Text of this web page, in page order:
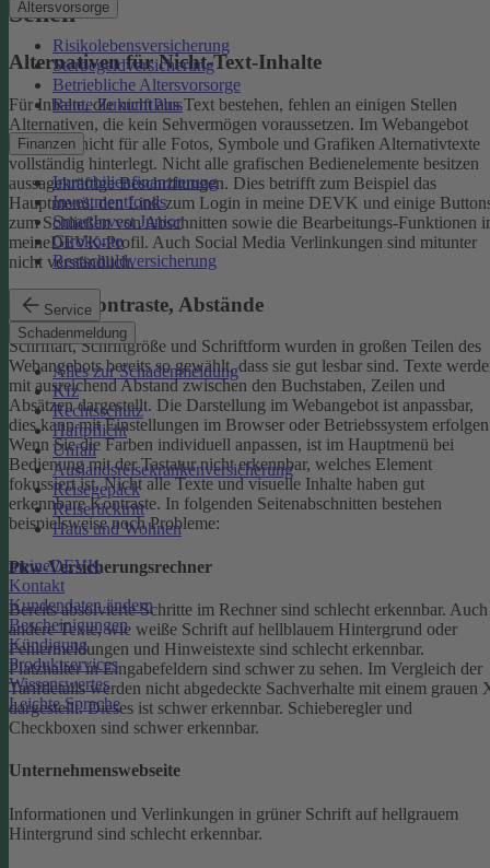
Altersvorsorge
Risikolebensversicherung
Sterbegeldversicherung
Betriebliche Altersvorsorge
Rente ZukunftPlus
Finanzen
Immobilienfinanzierung
Investmentfonds
SmartInvest Junior
Girokonto
Restschuldversicherung
Service
Schadenmeldung
Alles zur Schadenmeldung
Kfz
Rechtsschutz
Haftpflicht
Unfall
Auslandsreisekrankenversicherung
Reisegepäck
Reiserücktritt
Haus und Wohnen
meineDEVK
Kontakt
Kundendaten ändern
Bescheinigungen
Kündigung
Produktservices
Wissenswertes
Leichte Sprache
Sehen
Alternativen für Nicht-Text-Inhalte
Für Inhalte, die nicht aus Text bestehen, fehlen an einigen Stellen
Alternativen, die kein Sehvermögen voraussetzen. Im Webangebot
sind noch nicht für alle Fotos, Symbole und Grafiken Alternativtexte
vollständig hinterlegt. Nicht alle grafischen Bedienelemente besitzen
aussagekräftige Beschriftungen. Dies betrifft zum Beispiel das
Hauptmenü, den Link zum Login in meine DEVK und einige
zum Schließen von Abschnitten sowie die Bearbeitungs-Funktionen
meineDEVK-Profil. Auch Social Media Verlinkungen sind mitunter
nicht verständlich.
Schrift, Kontraste, Abstände
Schriftart, Schriftgröße und Schriftform wurden in großen Teilen des
Webangebots bereits so gewählt, dass sie gut lesbar sind. Texte
mit ausreichend Abstand zwischen den Buchstaben, Zeilen und
Absätzen dargestellt. Die Darstellung im Webangebot ist anpassbar,
dies kann mit Einstellungen im Browser oder Betriebssystem
Wenn Sie die Farben individuell anpassen, ist im Hauptmenü bei
Bedienung mit der Tastatur nicht erkennbar, welches Element
fokussiert ist.Nicht alle Texte und visuelle Inhalte haben gut
erkennbare Kontraste. In folgenden Seitenabschnitten bestehen
beispielsweise noch Probleme:
Pkw-Versicherungsrechner
Bereits absolvierte Schritte im Rechner sind schlecht erkennbar. Auch
andere Texte, wie weiße Schrift auf hellblauem Hintergrund oder
Fehlermeldungen und Hinweistexte sind schlecht erkennbar.
Platzhalter in Eingabefeldern sind schwer zu sehen. Im Vergleich der
Tarifdetails werden nicht abgedeckte Sachverhalte mit einem grauen
dargestellt. Dieses ist schwer erkennbar. Schieberegler und
Checkboxen sind schwer erkennbar.
Unternehmenswebseite
Informationen und Verlinkungen in grüner Schrift auf hellgrauem
Hintergrund sind schlecht erkennbar.